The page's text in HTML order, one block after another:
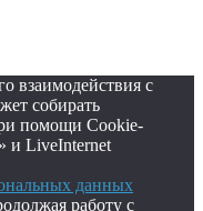
взаимодействия с
собирать
помощи Cookie-
и LiveInternet
данных
работу с